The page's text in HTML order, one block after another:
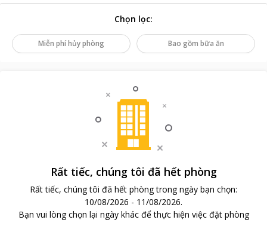
Chọn lọc:
Miễn phí hủy phòng Bao gồm bữa ăn
Rất tiếc, chúng tôi đã hết phòng
Rất tiếc, chúng tôi đã hết phòng trong ngày bạn chọn:
10/08/2026 - 11/08/2026.
Bạn vui lòng chọn lại ngày khác để thực hiện việc đặt phòng